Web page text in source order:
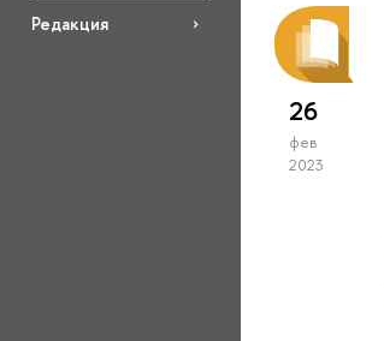
Редакция
26
фев
2023